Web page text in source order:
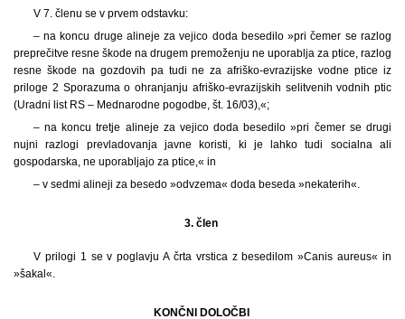
V 7. členu se v prvem odstavku:
– na koncu druge alineje za vejico doda besedilo »pri čemer se razlog
preprečitve resne škode na drugem premoženju ne uporablja za ptice, razlog
resne škode na gozdovih pa tudi ne za afriško-evrazijske vodne ptice iz
priloge 2 Sporazuma o ohranjanju afriško-evrazijskih selitvenih vodnih ptic
(Uradni list RS – Mednarodne pogodbe, št. 16/03),«;
– na koncu tretje alineje za vejico doda besedilo »pri čemer se drugi
nujni razlogi prevladovanja javne koristi, ki je lahko tudi socialna ali
gospodarska, ne uporabljajo za ptice,« in
– v sedmi alineji za besedo »odvzema« doda beseda »nekaterih«.
3. člen
V prilogi 1 se v poglavju A črta vrstica z besedilom »Canis aureus« in
»šakal«.
KONČNI DOLOČBI